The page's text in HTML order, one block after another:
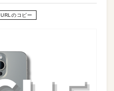
URLのコピー